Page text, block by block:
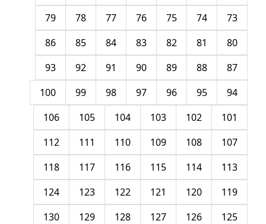
73
74
75
76
77
78
79
80
81
82
83
84
85
86
87
88
89
90
91
92
93
94
95
96
97
98
99
100
101
102
103
104
105
106
107
108
109
110
111
112
113
114
115
116
117
118
119
120
121
122
123
124
125
126
127
128
129
130